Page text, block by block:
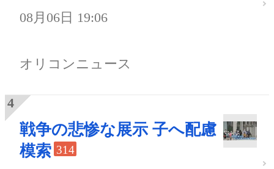
08月06日 19:06
オリコンニュース
戦争の悲惨な展示 子へ配慮
模索 314